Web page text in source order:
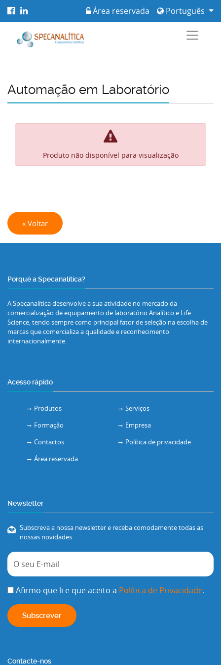
Português
Área reservada
Automação em Laboratório
Produto não disponível para visualização
« Voltar
Porquê a Specanalítica?
A Specanalítica desenvolve a sua atividade no mercado da
comercialização de equipamento de laboratório Analítico e Life
Science, tendo sempre como principal fator de seleção na escolha de
marcas que comercializa a qualidade e reconhecimento
internacionalmente.
Acesso rápido
Produtos
Serviços
Formação
Empresa
Contactos
Política de privacidade
Área reservada
Newsletter
Subscreva a nossa newsletter e receba comodamente todas as
nossas novidades.
Afirmo que li e que aceito a Política de Privacidade.
Contacte-nos